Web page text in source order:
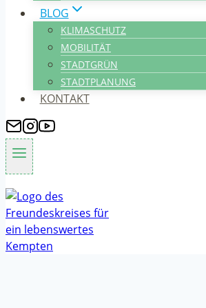
BLOG
KLIMASCHUTZ
MOBILITÄT
STADTGRÜN
STADTPLANUNG
KONTAKT